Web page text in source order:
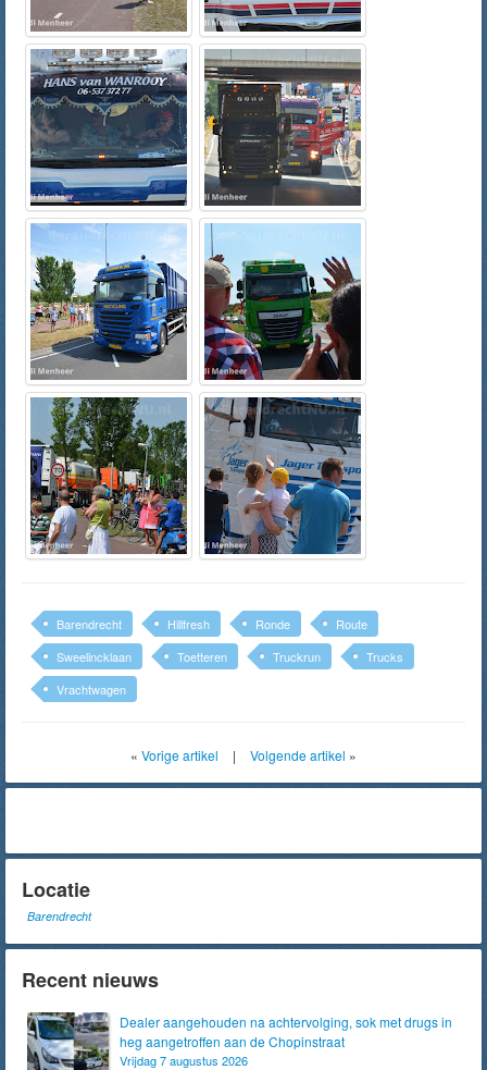
Barendrecht Hillfresh Ronde
Route
Sweelincklaan
Toetteren Truckrun
Trucks
Vrachtwagen
« Vorige artikel | Volgende artikel »
Locatie
Barendrecht
Recent nieuws
Dealer aangehouden na achtervolging, sok met drugs in
heg aangetroffen aan de Chopinstraat
Vrijdag 7 augustus 2026